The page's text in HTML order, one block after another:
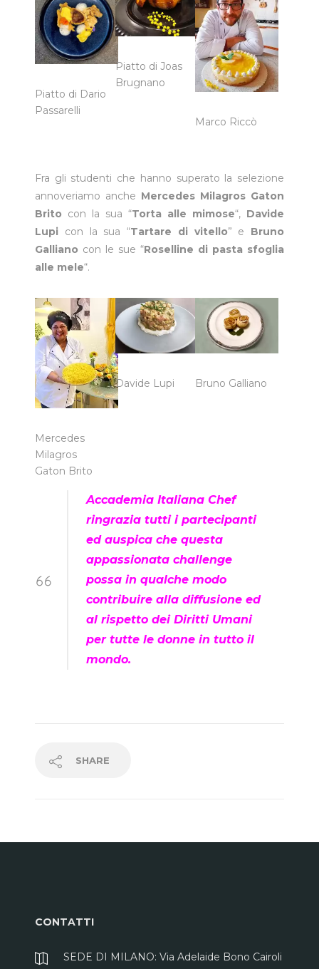
Piatto di Dario
Passarelli
Piatto di Joas
Brugnano
Marco Riccò
Fra gli studenti che hanno superato la selezione
annoveriamo anche Mercedes Milagros Gaton
Brito con la sua “Torta alle mimose“, Davide
Lupi con la sua “Tartare di vitello” e Bruno
Galliano con le sue “Roselline di pasta sfoglia
alle mele“.
Mercedes
Milagros
Gaton Brito
Davide Lupi Bruno Galliano
Accademia Italiana Chef
ringrazia tutti i partecipanti
ed auspica che questa
appassionata challenge
possa in qualche modo
contribuire alla diffusione ed
al rispetto dei Diritti Umani
per tutte le donne in tutto il
mondo.
SHARE
CONTATTI
SEDE DI MILANO: Via Adelaide Bono Cairoli